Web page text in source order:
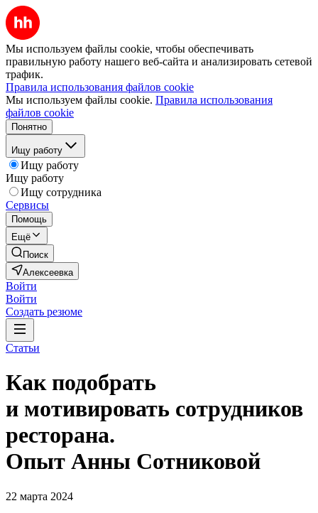
Мы используем файлы cookie, чтобы обеспечивать
правильную работу нашего веб-сайта и анализировать сетевой
трафик.
Правила использования файлов cookie
Мы используем файлы cookie. Правила использования
файлов cookie
Понятно
Ищу работу
Ищу работу
Ищу работу
Ищу сотрудника
Сервисы
Помощь
Ещё
Поиск
Алексеевка
Войти
Войти
Создать резюме
Статьи
Как подобрать
и мотивировать сотрудников
ресторана.
Опыт Анны Сотниковой
22 марта 2024